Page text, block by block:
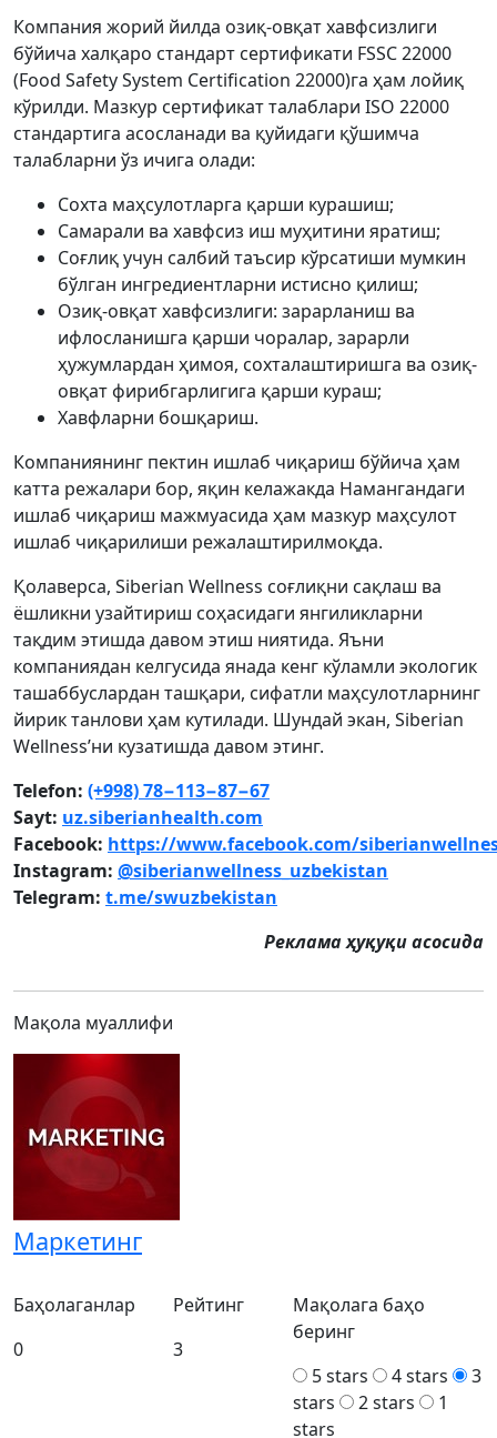
Компания жорий йилда озиқ-овқат хавфсизлиги
бўйича халқаро стандарт сертификати FSSC 22000
(Food Safety System Certification 22000)га ҳам лойиқ
кўрилди. Мазкур сертификат талаблари ISO 22000
стандартига асосланади ва қуйидаги қўшимча
талабларни ўз ичига олади:
Сохта маҳсулотларга қарши курашиш;
Самарали ва хавфсиз иш муҳитини яратиш;
Соғлиқ учун салбий таъсир кўрсатиши мумкин
бўлган ингредиентларни истисно қилиш;
Озиқ-овқат хавфсизлиги: зарарланиш ва
ифлосланишга қарши чоралар, зарарли
ҳужумлардан ҳимоя, сохталаштиришга ва озиқ-
овқат фирибгарлигига қарши кураш;
Хавфларни бошқариш.
Компаниянинг пектин ишлаб чиқариш бўйича ҳам
катта режалари бор, яқин келажакда Намангандаги
ишлаб чиқариш мажмуасида ҳам мазкур маҳсулот
ишлаб чиқарилиши режалаштирилмоқда.
Қолаверса, Siberian Wellness соғлиқни сақлаш ва
ёшликни узайтириш соҳасидаги янгиликларни
тақдим этишда давом этиш ниятида. Яъни
компаниядан келгусида янада кенг кўламли экологик
ташаббуслардан ташқари, сифатли маҳсулотларнинг
йирик танлови ҳам кутилади. Шундай экан, Siberian
Wellness’ни кузатишда давом этинг.
Telefon: (+998) 78−113−87−67
Sayt: uz.siberianhealth.com
Facebook: https://www.facebook.com/
Instagram: @siberianwellness_uzbekistan
Telegram: t.me/swuzbekistan
Реклама ҳуқуқи асосида
Мақола муаллифи
Маркетинг
Баҳолаганлар
0
Рейтинг
3
Мақолага баҳо
беринг
5 stars
4 stars
3
stars
2 stars
1
stars